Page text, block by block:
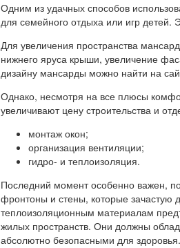
Одним из удачных способов
для семейного отдыха или игр детей.
Для увеличения пространства
нижнего яруса крыши, увеличение
дизайну мансарды можно найти на
Однако, несмотря на все плюсы
увеличивают цену строительства и
монтаж окон;
организация вентиляции;
гидро- и теплоизоляция.
Последний момент особенно важен,
фронтоны и стены, которые зачастую
теплоизоляционным материалам
жилых пространств. Они должны
абсолютно безопасными для здоровья.